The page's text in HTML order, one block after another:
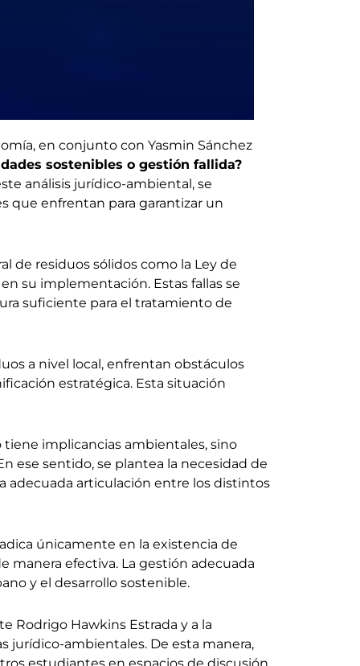
en conjunto con Yasmin Sánchez
sostenibles o gestión fallida?
análisis jurídico-ambiental, se
que enfrentan para garantizar un
de residuos sólidos como la Ley de
su implementación. Estas fallas se
suficiente para el tratamiento de
a nivel local, enfrentan obstáculos
estratégica. Esta situación
implicancias ambientales, sino
ese sentido, se plantea la necesidad de
adecuada articulación entre los distintos
únicamente en la existencia de
manera efectiva. La gestión adecuada
y el desarrollo sostenible.
Rodrigo Hawkins Estrada y a la
jurídico-ambientales. De esta manera,